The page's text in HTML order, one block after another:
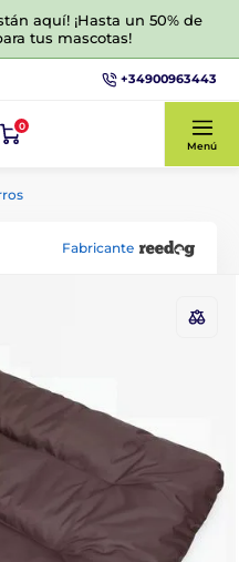
aquí! ¡Hasta un 50% de
tus mascotas!
+34900963443
0
Menú
Fabricante